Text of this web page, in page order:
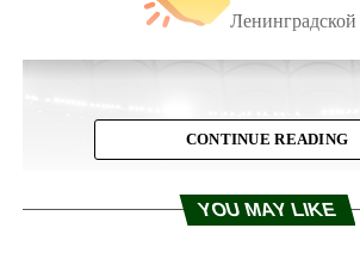
Ленинградской
CONTINUE READING
YOU MAY LIKE